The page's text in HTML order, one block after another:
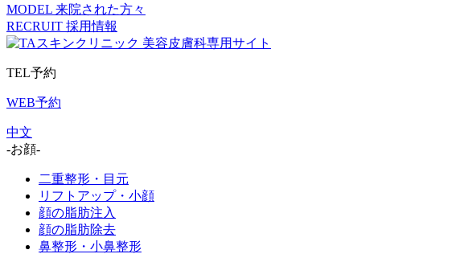
MODEL 来院された方々
RECRUIT 採用情報
TEL予約
WEB予約
中文
-お顔-
二重整形・目元
リフトアップ・小顔
顔の脂肪注入
顔の脂肪除去
鼻整形・小鼻整形